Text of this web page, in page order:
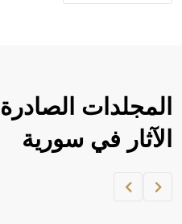
المجلدات
الآثار في سورية